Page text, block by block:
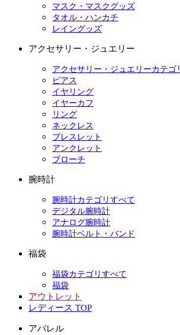
マスク・マスクグッズ
タオル・ハンカチ
レイングッズ
アクセサリー・ジュエリー
アクセサリー・ジュエリーカテゴ
ピアス
イヤリング
イヤーカフ
リング
ネックレス
ブレスレット
アンクレット
ブローチ
腕時計
腕時計カテゴリすべて
デジタル腕時計
アナログ腕時計
腕時計ベルト・バンド
福袋
福袋カテゴリすべて
福袋
アウトレット
レディース TOP
アパレル